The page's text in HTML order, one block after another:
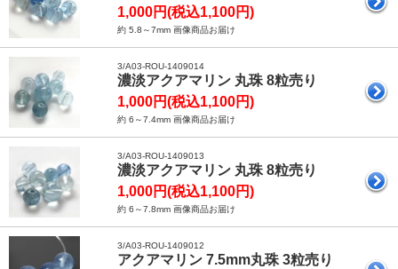
1,000円(税込1,100円)
約 5.8～7mm 画像商品お届け
3/A03-ROU-1409014
濃淡アクアマリン 丸珠 8粒売り
1,000円(税込1,100円)
約 6～7.4mm 画像商品お届け
3/A03-ROU-1409013
濃淡アクアマリン 丸珠 8粒売り
1,000円(税込1,100円)
約 6～7.8mm 画像商品お届け
3/A03-ROU-1409012
アクアマリン 7.5mm丸珠 3粒売り